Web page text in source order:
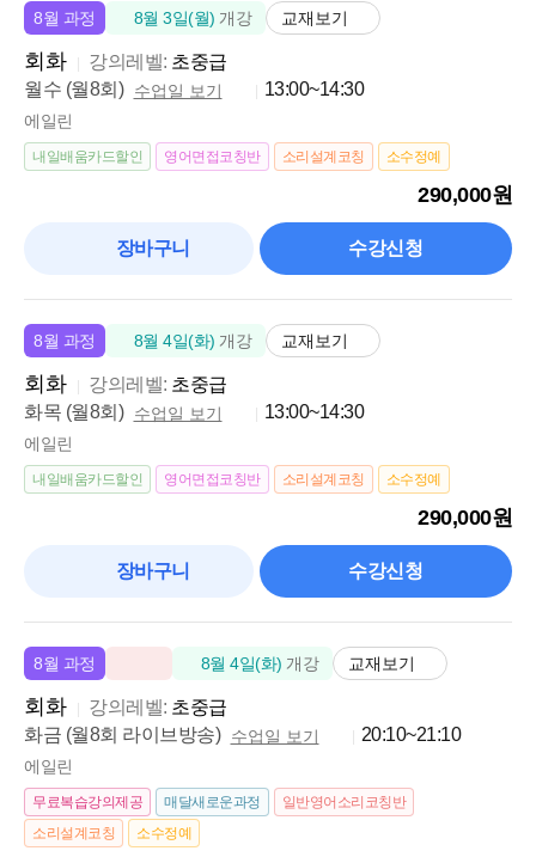
8월 과정 8월 3일(월) 개강 교재보기
회화 강의레벨: 초중급
월수 (월8회) 수업일 보기 13:00~14:30
에일린
내일배움카드할인 영어면접코칭반 소리설계코칭 소수정예
290,000원
장바구니 수강신청
8월 과정 8월 4일(화) 개강 교재보기
회화 강의레벨: 초중급
화목 (월8회) 수업일 보기 13:00~14:30
에일린
내일배움카드할인 영어면접코칭반 소리설계코칭 소수정예
290,000원
장바구니 수강신청
8월 과정 8월 4일(화) 개강 교재보기
회화 강의레벨: 초중급
화금 (월8회 라이브방송) 수업일 보기 20:10~21:10
에일린
무료복습강의제공 매달새로운과정
일반영어소리코칭반
소리설계코칭
소수정예